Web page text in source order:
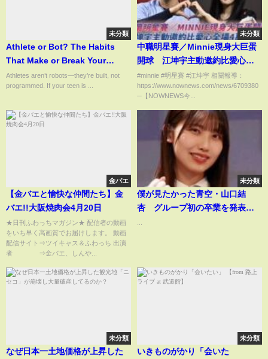
未分類
Athlete or Bot? The Habits
That Make or Break Your
Performance
Athletes aren’t robots—they’re built, not
programmed. If your teen is ...
未分類
中職明星賽／Minnie現身大巨蛋
開球 江坤宇主動邀約比愛心全
場4萬人暴動｜NOWNEWS
#minnie #明星賽 #江坤宇 相關報導：
https://www.nownews.com/news/6709380
─【NOWNEWS今...
金バエ
【金バエと愉快な仲間たち】金
バエ!!大阪焼肉会4月20日
★日刊ふわっちマガジン★ 配信者の動画
をいち早く高画質でお届けします。 動画
配信サイト⇒ツイキャス＆ふわっち 出演
者 ⇒金バエ、しんや...
未分類
僕が見たかった青空・山口結
杏 グループ初の卒業を発表
未分類
なぜ日本一土地価格が上昇した
未分類
いきものがかり「会いた